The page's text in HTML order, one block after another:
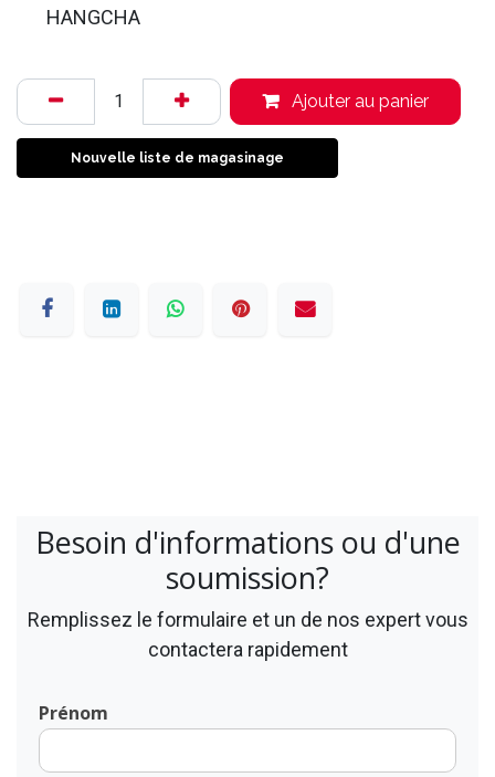
HANGCHA
Ajouter au panier
Nouvelle liste de magasinage
Besoin d'informations ou d'une
soumission?
Remplissez le formulaire et un de nos expert vous
contactera rapidement
Prénom